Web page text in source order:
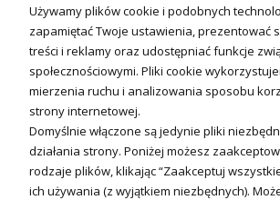
Technika solarna
Fotowoltanika
Sterowniki i regulatory
Nagrzewnice i kurtyny
Kuchnia i Wentylacja
Kuchnia
Używamy plików cookie i podobnych
zapamiętać Twoje ustawienia, prezentować
treści i reklamy oraz udostępniać funkcje
społecznościowymi. Pliki cookie
mierzenia ruchu i analizowania sposobu
strony internetowej.
Domyślnie włączone są jedynie pliki
działania strony. Poniżej możesz
rodzaje plików, klikając “Zaakceptuj
ich używania (z wyjątkiem niezbędnych).